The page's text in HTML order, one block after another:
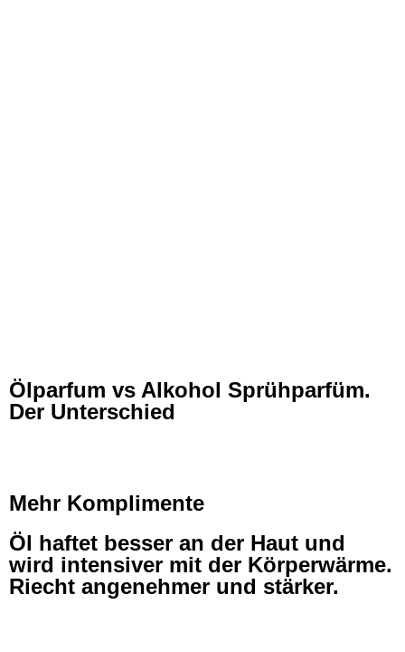
Ölparfum vs Alkohol Sprühparfüm.
Der Unterschied
Mehr Komplimente
Öl haftet besser an der Haut und
wird intensiver mit der Körperwärme.
Riecht angenehmer und stärker.